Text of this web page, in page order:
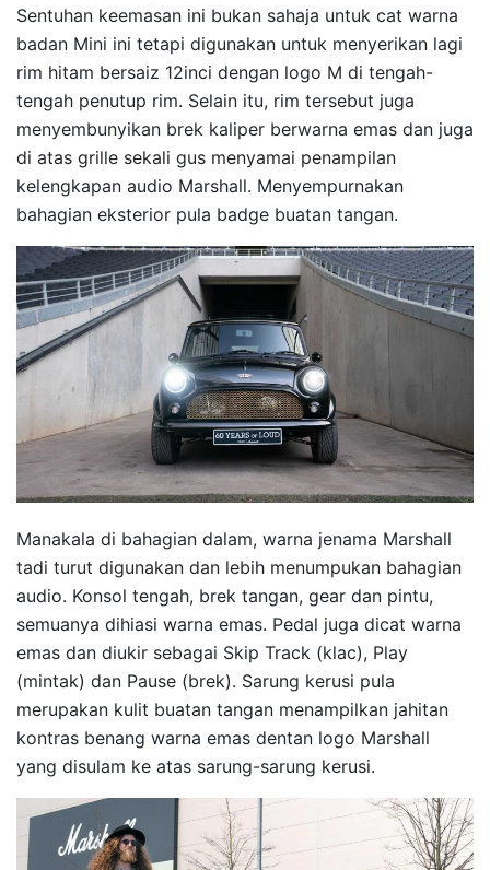
Sentuhan keemasan ini bukan sahaja untuk cat warna
badan Mini ini tetapi digunakan untuk menyerikan lagi
rim hitam bersaiz 12inci dengan logo M di tengah-
tengah penutup rim. Selain itu, rim tersebut juga
menyembunyikan brek kaliper berwarna emas dan juga
di atas grille sekali gus menyamai penampilan
kelengkapan audio Marshall. Menyempurnakan
bahagian eksterior pula badge buatan tangan.
Manakala di bahagian dalam, warna jenama Marshall
tadi turut digunakan dan lebih menumpukan bahagian
audio. Konsol tengah, brek tangan, gear dan pintu,
semuanya dihiasi warna emas. Pedal juga dicat warna
emas dan diukir sebagai Skip Track (klac), Play
(mintak) dan Pause (brek). Sarung kerusi pula
merupakan kulit buatan tangan menampilkan jahitan
kontras benang warna emas dentan logo Marshall
yang disulam ke atas sarung-sarung kerusi.